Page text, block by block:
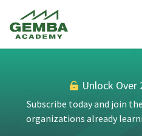
Unlock Over
Subscribe today and join
organizations already